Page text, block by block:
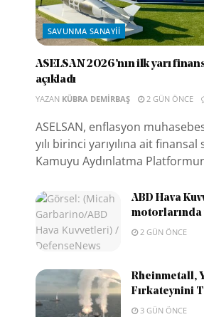
SAVUNMA SANAYII
ASELSAN 2026’nın ilk yarı
açıkladı
YAZAN KÜBRA DEMIRBAŞ 2 GÜN ÖNCE
ASELSAN, enflasyon
yılı birinci yarıyılına ait finansal
Kamuyu Aydınlatma
ABD Hava
2 GÜN ÖNCE
Rheinmetall,
Fırkateynini
3 GÜN ÖNCE